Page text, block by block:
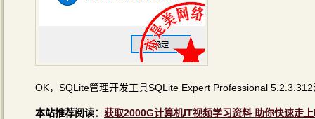
OK，SQLite管理开发工具SQLite Expert Professional
本站推荐阅读： 获取2000G计算机IT视频学习资料 助你快速走